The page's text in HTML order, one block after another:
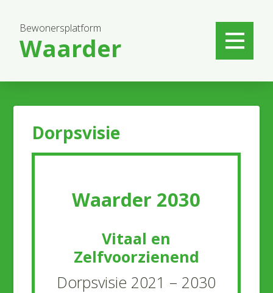
Bewonersplatform
Waarder
Dorpsvisie
Waarder 2030
Vitaal en
Zelfvoorzienend
Dorpsvisie 2021 – 2030